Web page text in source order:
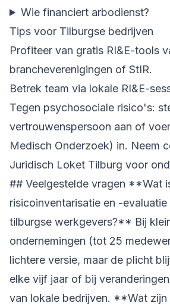
Wie financiert arbodienst?
Tips voor Tilburgse bedrijven
Profiteer van gratis RI&E-tools
brancheverenigingen of StIR.
Betrek team via lokale RI&E-
Tegen psychosociale risico's:
vertrouwenspersoon aan of
Medisch Onderzoek) in. Neem
Juridisch Loket Tilburg voor
## Veelgestelde vragen **Wat
risicoinventarisatie en -
tilburgse werkgevers?** Bij
ondernemingen (tot 25
lichtere versie, maar de plicht
elke vijf jaar of bij
van lokale bedrijven. **Wat zijn